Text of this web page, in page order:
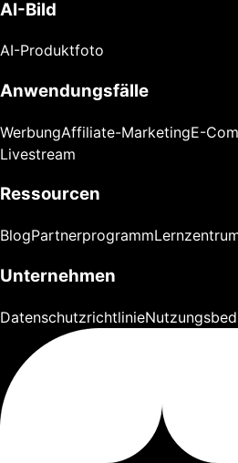
AI-Bild
AI-Produktfoto
Anwendungsfälle
WerbungAffiliate-MarketingE-
Livestream
Ressourcen
BlogPartnerprogramm
Unternehmen
Datenschutzrichtlinie